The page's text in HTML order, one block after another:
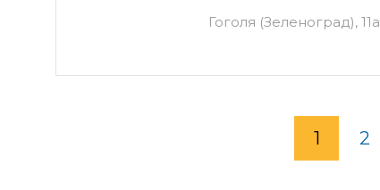
Гоголя (Зеленоград), 11а
1 2